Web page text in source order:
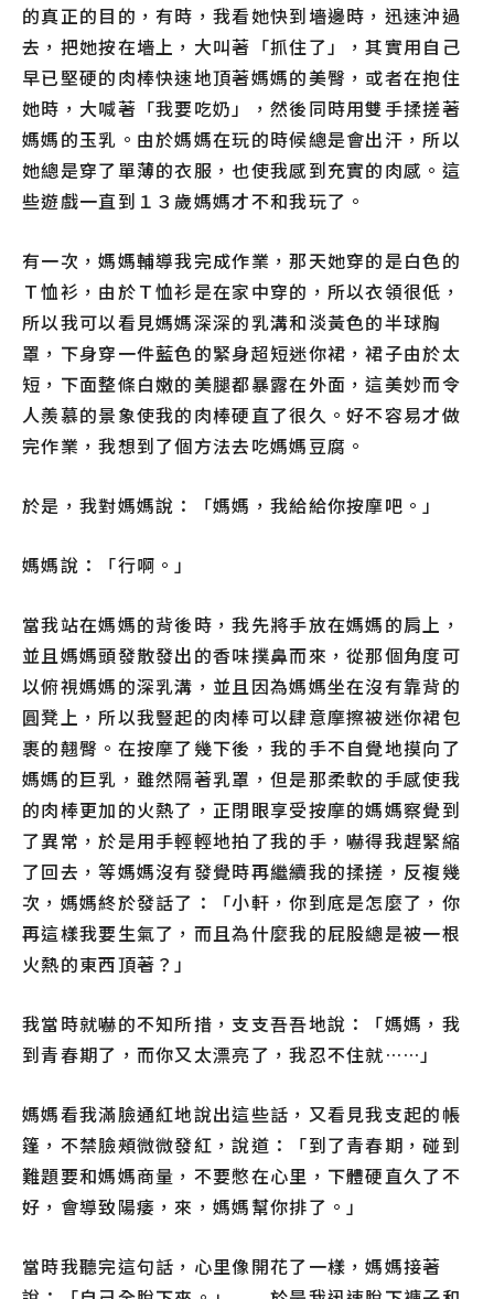
的真正的目的，有時，我看她快到墻邊時，迅速沖過
去，把她按在墻上，大叫著「抓住了」，其實用自己
早已堅硬的肉棒快速地頂著媽媽的美臀，或者在抱住
她時，大喊著「我要吃奶」，然後同時用雙手揉搓著
媽媽的玉乳。由於媽媽在玩的時候總是會出汗，所以
她總是穿了單薄的衣服，也使我感到充實的肉感。這
些遊戲一直到１３歲媽媽才不和我玩了。
有一次，媽媽輔導我完成作業，那天她穿的是白色的
Ｔ恤衫，由於Ｔ恤衫是在家中穿的，所以衣領很低，
所以我可以看見媽媽深深的乳溝和淡黃色的半球胸
罩，下身穿一件藍色的緊身超短迷你裙，裙子由於太
短，下面整條白嫩的美腿都暴露在外面，這美妙而令
人羨慕的景象使我的肉棒硬直了很久。好不容易才做
完作業，我想到了個方法去吃媽媽豆腐。
於是，我對媽媽說：「媽媽，我給給你按摩吧。」
媽媽說：「行啊。」
當我站在媽媽的背後時，我先將手放在媽媽的肩上，
並且媽媽頭發散發出的香味撲鼻而來，從那個角度可
以俯視媽媽的深乳溝，並且因為媽媽坐在沒有靠背的
圓凳上，所以我豎起的肉棒可以肆意摩擦被迷你裙包
裹的翹臀。在按摩了幾下後，我的手不自覺地摸向了
媽媽的巨乳，雖然隔著乳罩，但是那柔軟的手感使我
的肉棒更加的火熱了，正閉眼享受按摩的媽媽察覺到
了異常，於是用手輕輕地拍了我的手，嚇得我趕緊縮
了回去，等媽媽沒有發覺時再繼續我的揉搓，反複幾
次，媽媽終於發話了：「小軒，你到底是怎麼了，你
再這樣我要生氣了，而且為什麼我的屁股總是被一根
火熱的東西頂著？」
我當時就嚇的不知所措，支支吾吾地說：「媽媽，我
到青春期了，而你又太漂亮了，我忍不住就……」
媽媽看我滿臉通紅地說出這些話，又看見我支起的帳
篷，不禁臉頰微微發紅，說道：「到了青春期，碰到
難題要和媽媽商量，不要憋在心里，下體硬直久了不
好，會導致陽痿，來，媽媽幫你排了。」
當時我聽完這句話，心里像開花了一樣，媽媽接著